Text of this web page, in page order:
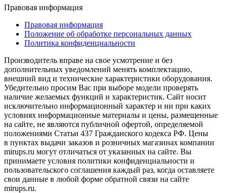
Правовая информация
Правовая информация
Положение об обработке персональных данных
Политика конфиденциальности
Производитель вправе на свое усмотрение и без
дополнительных уведомлений менять комплектацию,
внешний вид и технические характеристики оборудования.
Убедительно просим Вас при выборе модели проверять
наличие желаемых функций и характеристик. Сайт носит
исключительно информационный характер и ни при каких
условиях информационные материалы и цены, размещенные
на сайте, не являются публичной офертой, определяемой
положениями Статьи 437 Гражданского кодекса РФ. Цены
в пунктах выдачи заказов и розничных магазинах компании
mirups.ru могут отличаться от указанных на сайте. Вы
принимаете условия политики конфиденциальности и
пользовательского соглашения каждый раз, когда оставляете
свои данные в любой форме обратной связи на сайте
mirups.ru.